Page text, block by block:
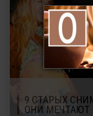
9 СТАРЫХ
ОНИ МЕЧТАЮТ